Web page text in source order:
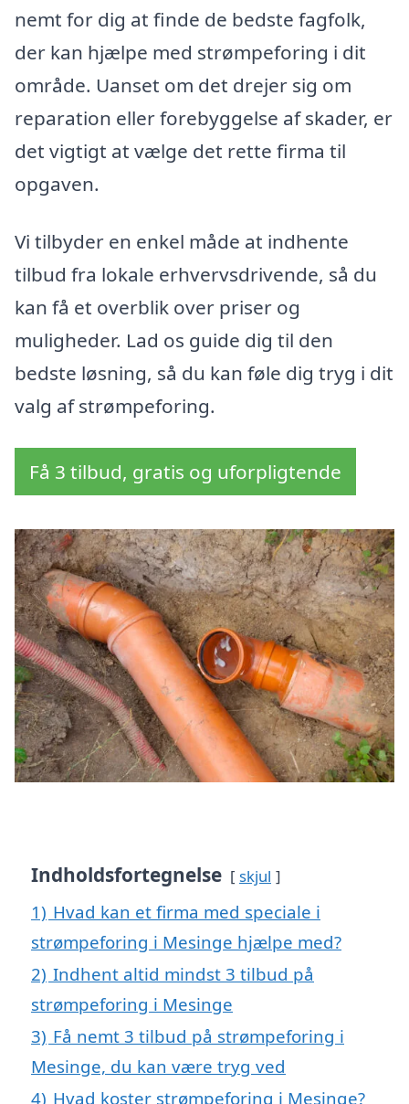
nemt for dig at finde de bedste fagfolk,
der kan hjælpe med strømpeforing i dit
område. Uanset om det drejer sig om
reparation eller forebyggelse af skader, er
det vigtigt at vælge det rette firma til
opgaven.
Vi tilbyder en enkel måde at indhente
tilbud fra lokale erhvervsdrivende, så du
kan få et overblik over priser og
muligheder. Lad os guide dig til den
bedste løsning, så du kan føle dig tryg i dit
valg af strømpeforing.
Få 3 tilbud, gratis og uforpligtende
Indholdsfortegnelse skjul
1) Hvad kan et firma med speciale i
strømpeforing i Mesinge hjælpe med?
2) Indhent altid mindst 3 tilbud på
strømpeforing i Mesinge
3) Få nemt 3 tilbud på strømpeforing i
Mesinge, du kan være tryg ved
4) Hvad koster strømpeforing i Mesinge?